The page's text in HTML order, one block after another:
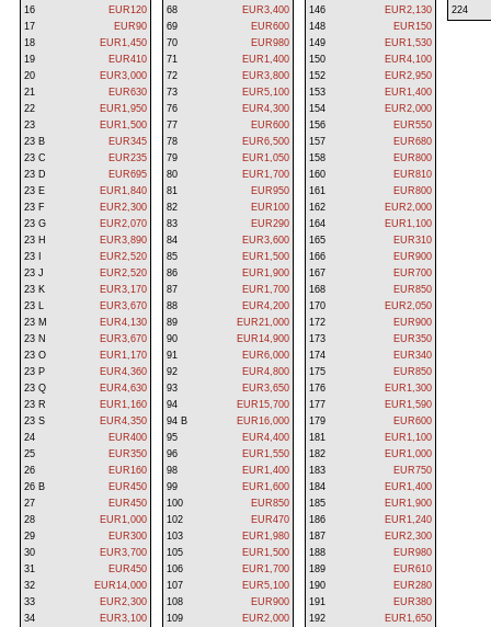
16
EUR120
17
EUR90
18
EUR1,450
19
EUR410
20
EUR3,000
21
EUR630
22
EUR1,950
23
EUR1,500
23 B
EUR345
23 C
EUR235
23 D
EUR695
23 E
EUR1,840
23 F
EUR2,300
23 G
EUR2,070
23 H
EUR3,890
23 I
EUR2,520
23 J
EUR2,520
23 K
EUR3,170
23 L
EUR3,670
23 M
EUR4,130
23 N
EUR3,670
23 O
EUR1,170
23 P
EUR4,360
23 Q
EUR4,630
23 R
EUR1,160
23 S
EUR4,350
24
EUR400
25
EUR350
26
EUR160
26 B
EUR450
27
EUR450
28
EUR1,000
29
EUR300
30
EUR3,700
31
EUR450
32
EUR14,000
33
EUR2,300
34
EUR3,100
68
EUR3,400
69
EUR600
70
EUR980
71
EUR1,400
72
EUR3,800
73
EUR5,100
76
EUR4,300
77
EUR600
78
EUR6,500
79
EUR1,050
80
EUR1,700
81
EUR950
82
EUR100
83
EUR290
84
EUR3,600
85
EUR1,500
86
EUR1,900
87
EUR1,700
88
EUR4,200
89
EUR21,000
90
EUR14,900
91
EUR6,000
92
EUR4,800
93
EUR3,650
94
EUR15,700
94 B
EUR16,000
95
EUR4,400
96
EUR1,550
98
EUR1,400
99
EUR1,600
100
EUR850
102
EUR470
103
EUR1,980
105
EUR1,500
106
EUR1,700
107
EUR5,100
108
EUR900
109
EUR2,000
146
EUR2,130
148
EUR150
149
EUR1,530
150
EUR4,100
152
EUR2,950
153
EUR1,400
154
EUR2,000
156
EUR550
157
EUR680
158
EUR800
160
EUR810
161
EUR800
162
EUR2,000
164
EUR1,100
165
EUR310
166
EUR900
167
EUR700
168
EUR850
170
EUR2,050
172
EUR900
173
EUR350
174
EUR340
175
EUR850
176
EUR1,300
177
EUR1,590
179
EUR600
181
EUR1,100
182
EUR1,000
183
EUR750
184
EUR1,400
185
EUR1,900
186
EUR1,240
187
EUR2,300
188
EUR980
189
EUR610
190
EUR280
191
EUR380
192
EUR1,650
224